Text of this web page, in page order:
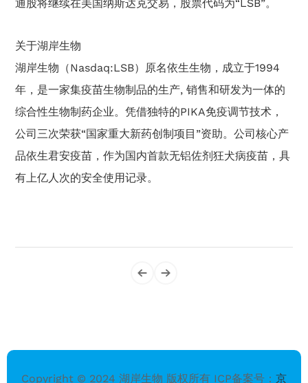
通股将继续在美国纳斯达克交易，股票代码为“LSB”。
关于湖岸生物
湖岸生物（Nasdaq:LSB）原名依生生物，成立于1994
年，是一家集疫苗生物制品的生产, 销售和研发为一体的
综合性生物制药企业。凭借独特的PIKA免疫调节技术，
公司三次荣获“国家重大新药创制项目”资助。公司核心产
品依生君安疫苗，作为国内首款无铝佐剂狂犬病疫苗，具
有上亿人次的安全使用记录。
Copyright © 2024 湖岸生物 版权所有 ICP备案号： 京